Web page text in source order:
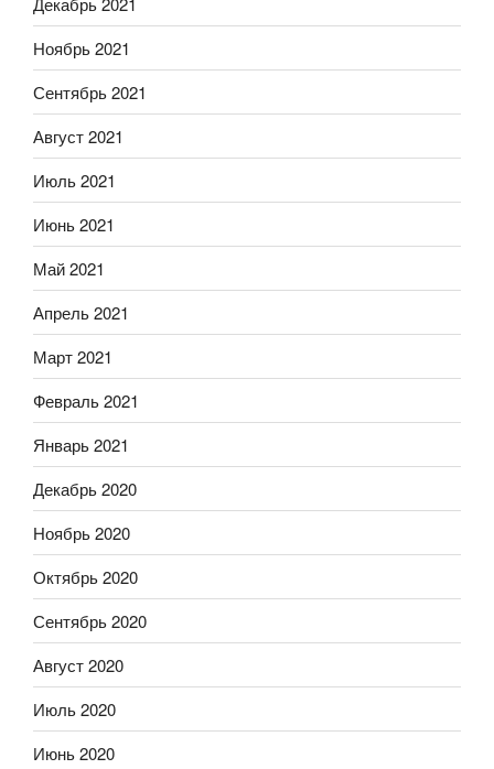
Ноябрь 2021
Сентябрь 2021
Август 2021
Июль 2021
Июнь 2021
Май 2021
Апрель 2021
Март 2021
Февраль 2021
Январь 2021
Декабрь 2020
Ноябрь 2020
Октябрь 2020
Сентябрь 2020
Август 2020
Июль 2020
Июнь 2020